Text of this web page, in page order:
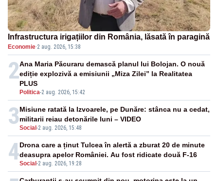
Infrastructura irigațiilor din România, lăsată în paragină
Economie·2 aug. 2026, 15:38
2
Politica-2 aug. 2026, 15:42
Ana Maria Păcuraru demască planul lui Bolojan. O nouă
ediție explozivă a emisiunii „Miza Zilei” la Realitatea
PLUS
3Social -2 aug. 2026, 15:48
Misiune ratată la Izvoarele, pe Dunăre: stânca nu a cedat,
militarii reiau detonările luni – VIDEO
4Social -2 aug. 2026, 19:28
Drona care a ținut Tulcea în alertă a zburat 20 de minute
deasupra apelor României. Au fost ridicate două F-16